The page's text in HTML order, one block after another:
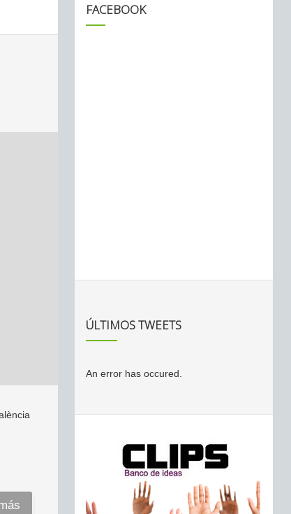
FACEBOOK
ÚLTIMOS TWEETS
An error has occured.